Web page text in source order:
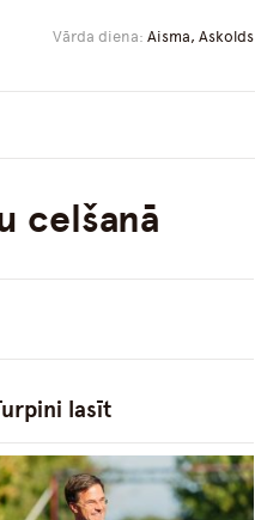
Vārda diena: Aisma, Askolds
celšanā
lasīt